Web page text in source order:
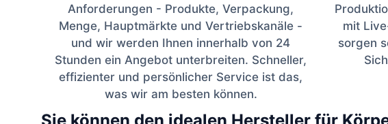
Anforderungen - Produkte, Verpackung,
Menge, Hauptmärkte und Vertriebskanäle -
und wir werden Ihnen innerhalb von 24
Stunden ein Angebot unterbreiten. Schneller,
effizienter und persönlicher Service ist das,
was wir am besten können.
mit
sorgen